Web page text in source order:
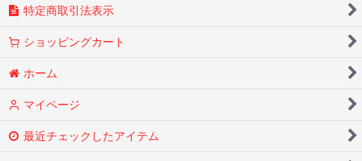
特定商取引法表示
ショッピングカート
ホーム
マイページ
最近チェックしたアイテム